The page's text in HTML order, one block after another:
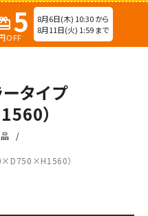
5
OFF
8月6日(木) 10:30 から
8月11日(火) 1:59 まで
タイプ
）
）